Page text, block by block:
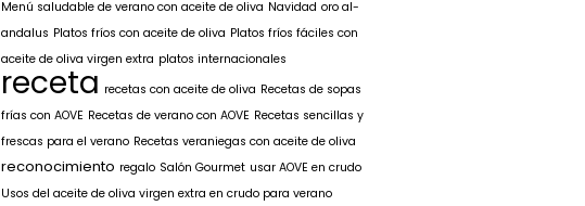
Menú saludable de verano con aceite de oliva Navidad oro al-
andalus Platos fríos con aceite de oliva Platos fríos fáciles con
aceite de oliva virgen extra platos internacionales
receta recetas con aceite de oliva Recetas de sopas
frías con AOVE Recetas de verano con AOVE Recetas sencillas y
frescas para el verano Recetas veraniegas con aceite de oliva
reconocimiento regalo Salón Gourmet usar AOVE en crudo
Usos del aceite de oliva virgen extra en crudo para verano